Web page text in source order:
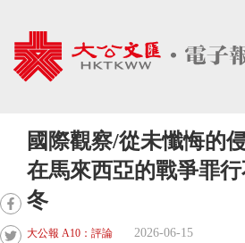
國際觀察/從未懺悔的
在馬來西亞的戰爭罪
冬
大公報 A10：評論 2026-06-15